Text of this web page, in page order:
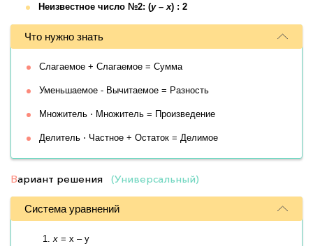
Неизвестное число №2: (y–x) : 2
Что нужно знать
Слагаемое + Слагаемое = Сумма
Уменьшаемое - Вычитаемое = Разность
Множитель ⋅ Множитель = Произведение
Делитель ⋅ Частное + Остаток = Делимое
Вариант решения (Универсальный)
Система уравнений
x = x – y